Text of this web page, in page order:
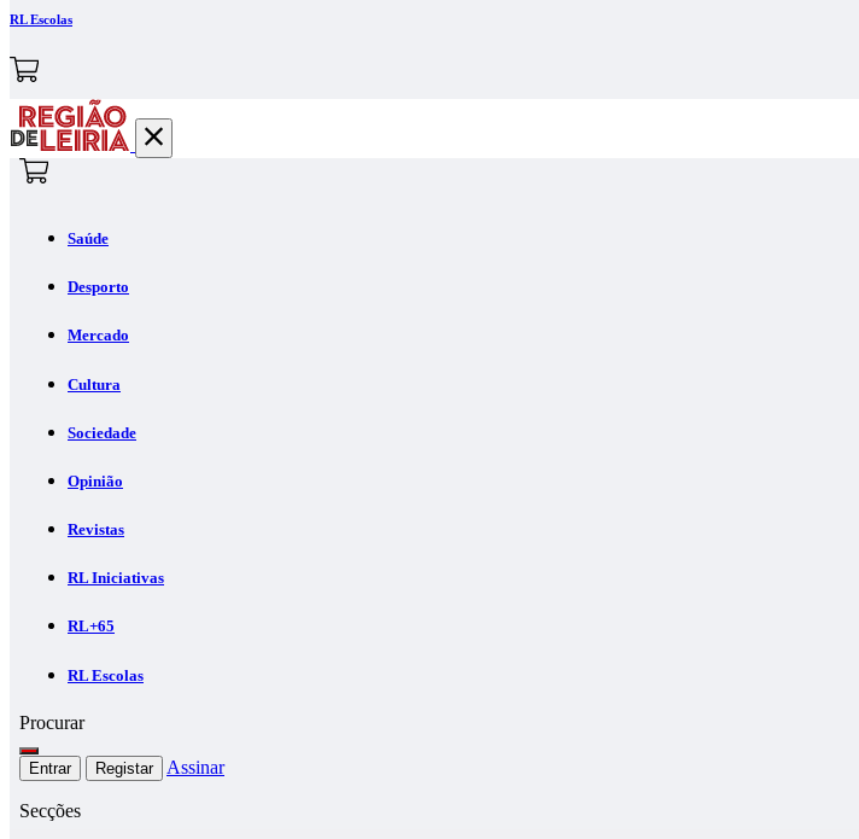
RL Escolas
Saúde
Desporto
Mercado
Cultura
Sociedade
Opinião
Revistas
RL Iniciativas
RL+65
RL Escolas
Procurar
Entrar Registar Assinar
Secções